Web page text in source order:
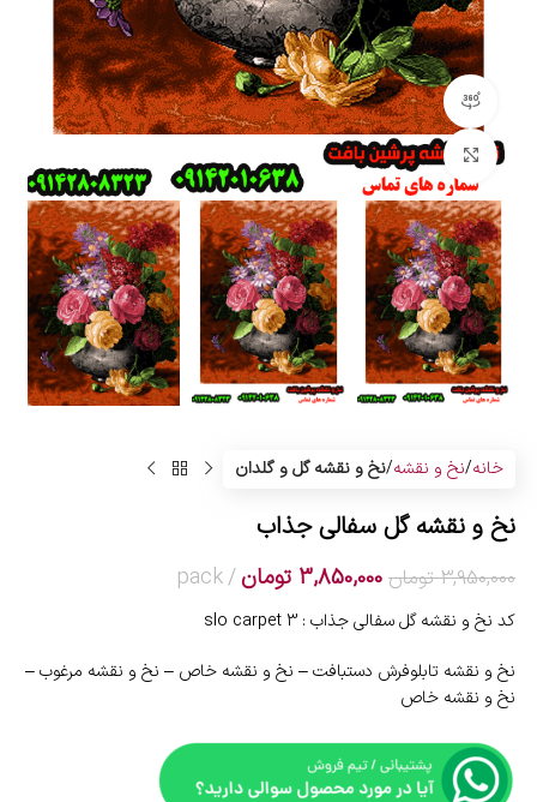
مشاهده 360 درجه
بزرگنمایی تصویر
خانه نخ و نقشه نخ و نقشه گل و گلدان
نخ و نقشه گل سفالی جذاب
3,950,000 تومان 3,850,000 تومان pack
کد نخ و نقشه گل سفالی جذاب : slo carpet 3
نخ و نقشه تابلوفرش دستبافت – نخ و نقشه خاص – نخ و نقشه مرغوب –
نخ و نقشه خاص